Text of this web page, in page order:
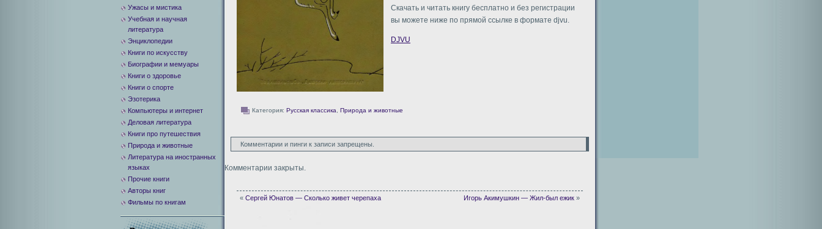
Скачать и читать книгу бесплатно и без регистрации
вы можете ниже по прямой ссылке в формате djvu.
DJVU
Категория: Русская классика Природа и животные
Комментарии и пинги к записи запрещены.
Комментарии закрыты.
« Сергей Юнатов — Сколько живет черепаха Игорь Акимушкин — Жил-был ежик »
Ужасы и мистика
Учебная и научная
литература
Энциклопедии
Книги по искусству
Биографии и мемуары
Книги о здоровье
Книги о спорте
Эзотерика
Компьютеры и интернет
Деловая литература
Книги про путешествия
Природа и животные
Литература на иностранных
языках
Прочие книги
Авторы книг
Фильмы по книгам